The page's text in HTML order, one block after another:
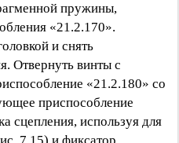
пружины,
«21.2.170».
и снять
Отвернуть винты с
«21.2.180» со
приспособление
сцепления, используя для